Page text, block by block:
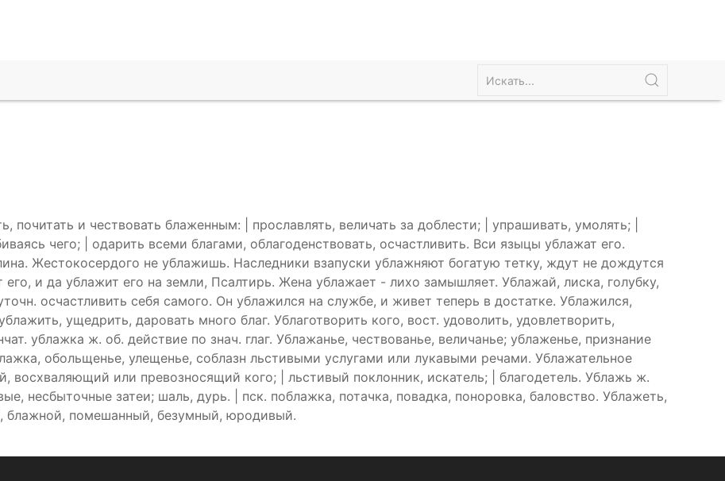
и чествовать блаженным: | прославлять, величать за доблести; | упрашивать, умолять; |
чего; | одарить всеми благами, облагоденствовать, осчастливить. Вси языцы ублажат его.
Жестокосердого не ублажишь. Наследники взапуски ублажняют богатую тетку, ждут не дождутся
и да ублажит его на земли, Псалтирь. Жена ублажает - лихо замышляет. Ублажай, лиска, голубку,
осчастливить себя самого. Он ублажился на службе, и живет теперь в достатке. Ублажился,
ущедрить, даровать много благ. Ублаготворить кого, вост. удоволить, удовлетворить,
ублажка ж. об. действие по знач. глаг. Ублажанье, чествованье, величанье; ублаженье, признание
обольщенье, улещенье, соблазн льстивыми услугами или лукавыми речами. Ублажательное
восхваляющий или превозносящий кого; | льстивый поклонник, искатель; | благодетель. Ублажь ж.
несбыточные затеи; шаль, дурь. | пск. поблажка, потачка, повадка, поноровка, баловство. Ублажеть,
блажной, помешанный, безумный, юродивый.